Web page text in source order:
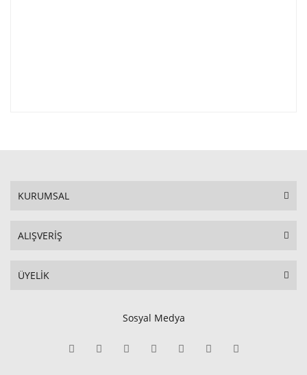
KURUMSAL
ALIŞVERİŞ
ÜYELİK
Sosyal Medya